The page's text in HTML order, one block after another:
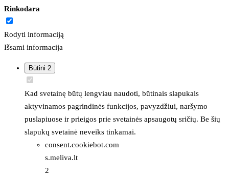
Rinkodara
Rodyti informaciją
Išsami informacija
Būtini 2
Kad svetainę būtų lengviau naudoti, būtinais slapukais
aktyvinamos pagrindinės funkcijos, pavyzdžiui, naršymo
puslapiuose ir prieigos prie svetainės apsaugotų sričių. Be šių
slapukų svetainė neveiks tinkamai.
consent.cookiebot.com
s.meliva.lt
2